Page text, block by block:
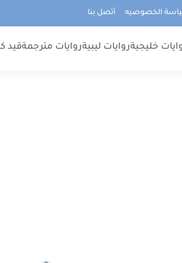
الخصوصيه أتصل بنا
خليجيةروايات ليبيةروايات مترجمةقيد